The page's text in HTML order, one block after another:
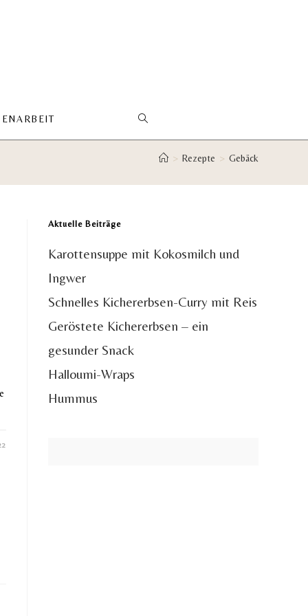
WEBSITE-
SUCHE> Rezepte > Gebäck
Aktuelle Beiträge
Karottensuppe mit Kokosmilch und
Ingwer
Schnelles Kichererbsen-Curry mit Reis
Geröstete Kichererbsen – ein
gesunder Snack
Halloumi-Wraps
Hummus